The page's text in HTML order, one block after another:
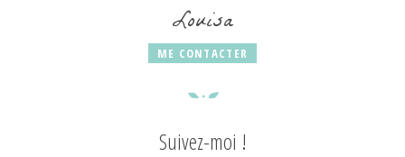
Louisa
ME CONTACTER
Suivez-moi !